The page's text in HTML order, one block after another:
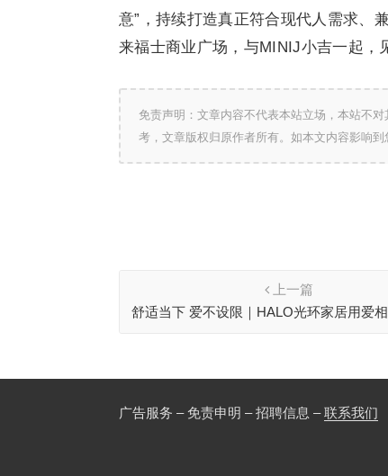
意”，持续打造真正符合现代人需求、
来福士商业广场，与MINIJ小吉一起，
免责声明：文章内容不代表本站立场，本站不
考，文章版权归原作者所有。如本文内容影响
上一篇
舒适当下 爱不设限｜HALO光环家居用爱
广告服务 – 免责申明 – 招聘信息 –联系我们